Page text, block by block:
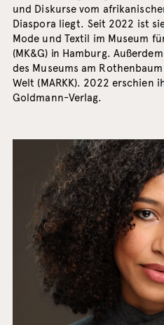
und Diskurse vom
Diaspora liegt. Seit 2022 ist
Mode und Textil im Museum
(MK&G) in Hamburg.
des Museums am
Welt (MARKK). 2022 erschien
Goldmann-Verlag.